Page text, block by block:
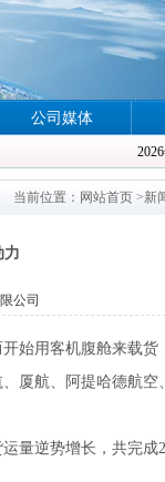
公司媒体
当前位置： 网站首页 >新
力
公司
始用客机腹舱来载货
厦航、阿提哈德航空
量逆势增长，共完成